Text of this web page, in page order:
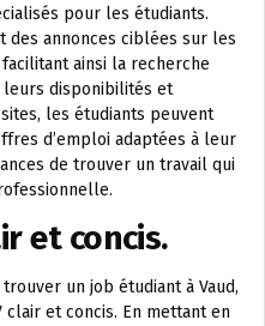
pour les étudiants.
annonces ciblées sur les
ainsi la recherche
leurs disponibilités et
les étudiants peuvent
d’emploi adaptées à leur
de trouver un travail qui
et concis.
un job étudiant à Vaud,
et concis. En mettant en